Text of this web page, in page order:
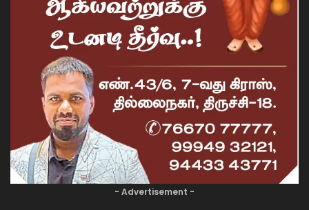
- Advertisement -